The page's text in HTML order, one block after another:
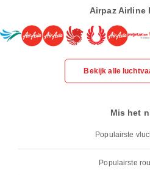
Airpaz Airline
Bekijk alle
Mis het
Populairste
Populairste